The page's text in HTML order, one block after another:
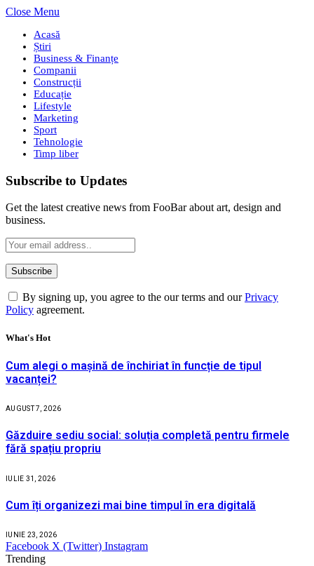
Close Menu
Acasă
Știri
Business & Finanțe
Companii
Construcții
Educație
Lifestyle
Marketing
Sport
Tehnologie
Timp liber
Subscribe to Updates
Get the latest creative news from FooBar about art, design and
business.
By signing up, you agree to the our terms and ourPrivacy
Policy agreement.
What's Hot
Cum alegi o mașină de închiriat în funcție de tipul
vacanței?
AUGUST 7, 2026
Găzduire sediu social: soluția completă pentru firmele
fără spațiu propriu
IULIE 31, 2026
Cum îți organizezi mai bine timpul în era digitală
IUNIE 23, 2026
Facebook X (Twitter) Instagram
Trending